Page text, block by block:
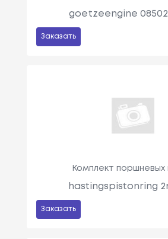
goetzeengine
Заказать
Комплект поршневых
hastingspistonring
Заказать